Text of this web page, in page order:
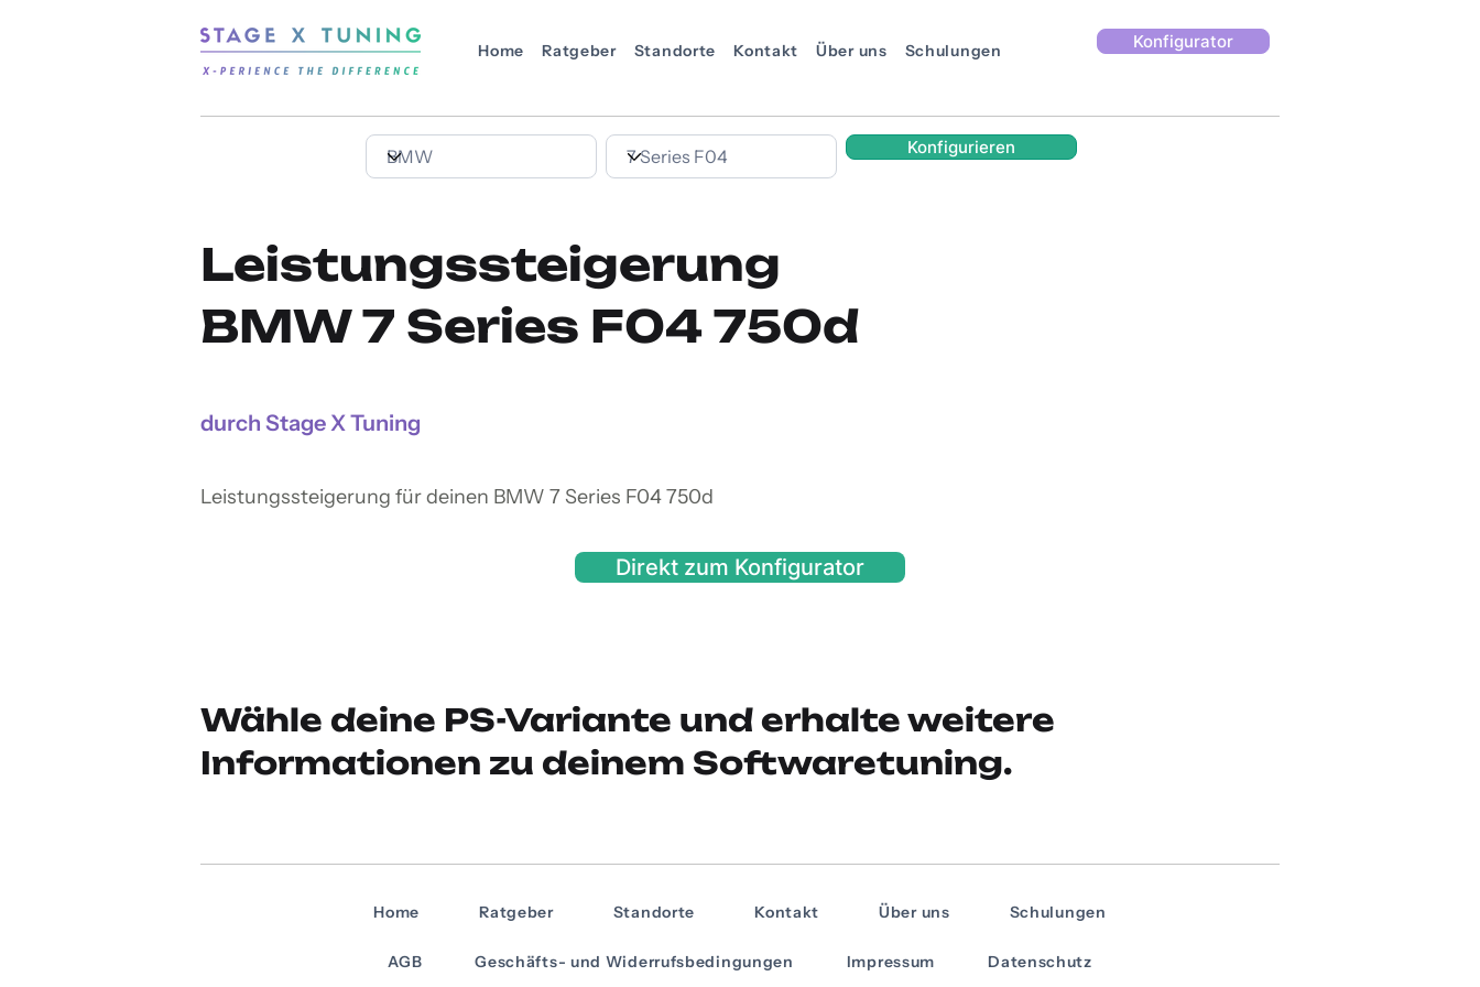
Home Ratgeber Standorte Kontakt Über uns Schulungen Konfigurator
Konfigurieren
Leistungssteigerung
BMW 7 Series F04 750d
durch Stage X Tuning
Leistungssteigerung für deinen BMW 7 Series F04 750d
Direkt zum Konfigurator
Wähle deine PS-Variante und erhalte weitere
Informationen zu deinem Softwaretuning.
Home Ratgeber Standorte Kontakt Über uns Schulungen
AGB Geschäfts- und Widerrufsbedingungen Impressum Datenschutz